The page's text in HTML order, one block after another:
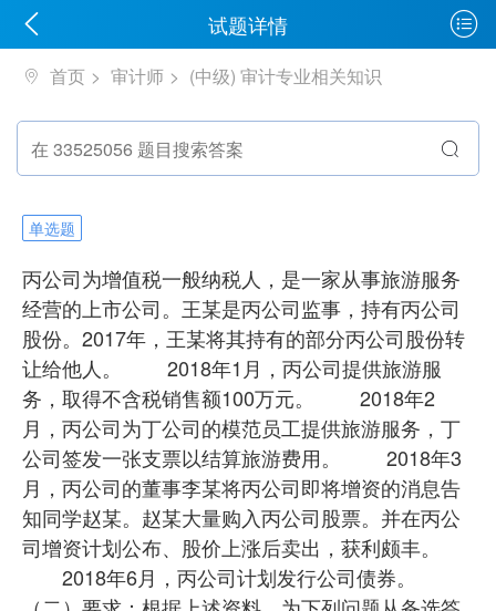
试题详情
首页 审计师 (中级) 审计专业相关知识
单选题
丙公司为增值税一般纳税人，是一家从事旅游服务
经营的上市公司。王某是丙公司监事，持有丙公司
股份。2017年，王某将其持有的部分丙公司股份转
让给他人。 2018年1月，丙公司提供旅游服
务，取得不含税销售额100万元。 2018年2
月，丙公司为丁公司的模范员工提供旅游服务，丁
公司签发一张支票以结算旅游费用。 2018年3
月，丙公司的董事李某将丙公司即将增资的消息告
知同学赵某。赵某大量购入丙公司股票。并在丙公
司增资计划公布、股价上涨后卖出，获利颇丰。
2018年6月，丙公司计划发行公司债券。